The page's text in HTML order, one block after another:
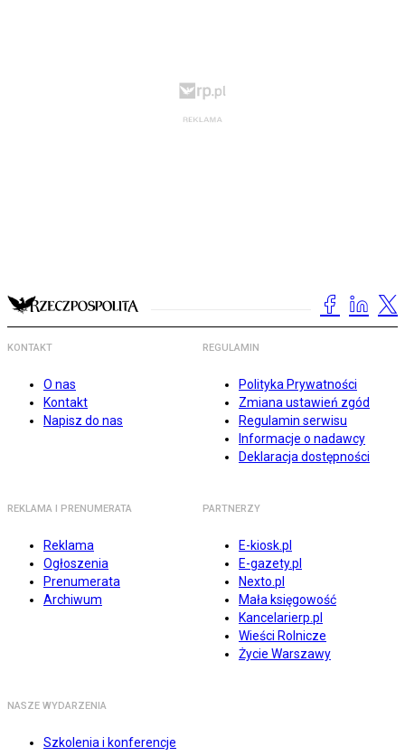
KONTAKT
O nas
Kontakt
Napisz do nas
REGULAMIN
Polityka Prywatności
Zmiana ustawień zgód
Regulamin serwisu
Informacje o nadawcy
Deklaracja dostępności
REKLAMA I PRENUMERATA
Reklama
Ogłoszenia
Prenumerata
Archiwum
PARTNERZY
E-kiosk.pl
E-gazety.pl
Nexto.pl
Mała księgowość
Kancelarierp.pl
Wieści Rolnicze
Życie Warszawy
NASZE WYDARZENIA
Szkolenia i konferencje